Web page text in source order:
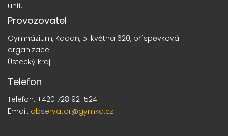
unií.
Provozovatel
Gymnázium, Kadaň, 5. května 620, příspěvková
organizace
Ústecký kraj
Telefon
Telefon: +420 728 921 524
Email: observator@gymka.cz